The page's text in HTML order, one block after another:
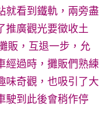
就看到鐵軌，兩旁盡
推廣觀光要徵收土
販，互退一步，允
經過時，攤販們熟練
味奇觀，也吸引了大
駛到此後會稍作停